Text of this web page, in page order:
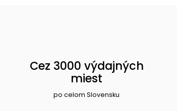
Cez 3000 výdajných
miest
po celom Slovensku